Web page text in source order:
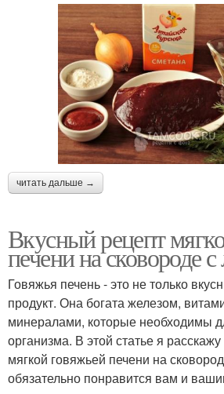
читать дальше →
Вкусный рецепт
печени на сковороде
Говяжья печень - это не только
продукт. Она богата железом,
минералами, которые необходимы
организма. В этой статье я
мягкой говяжьей печени на
обязательно понравится вам и